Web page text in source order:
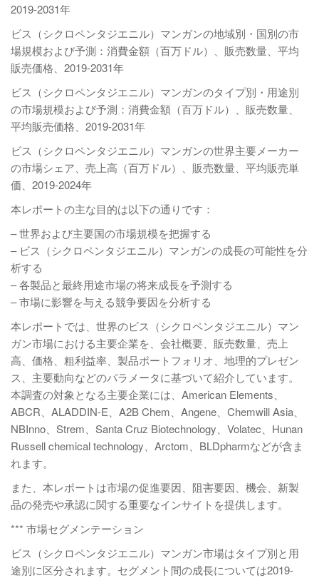
2019-2031年
ビス（シクロペンタジエニル）マンガンの地域別・国別の市
場規模および予測：消費金額（百万ドル）、販売数量、平均
販売価格、2019-2031年
ビス（シクロペンタジエニル）マンガンのタイプ別・用途別
の市場規模および予測：消費金額（百万ドル）、販売数量、
平均販売価格、2019-2031年
ビス（シクロペンタジエニル）マンガンの世界主要メーカー
の市場シェア、売上高（百万ドル）、販売数量、平均販売単
価、2019-2024年
本レポートの主な目的は以下の通りです：
– 世界および主要国の市場規模を把握する
– ビス（シクロペンタジエニル）マンガンの成長の可能性を分
析する
– 各製品と最終用途市場の将来成長を予測する
– 市場に影響を与える競争要因を分析する
本レポートでは、世界のビス（シクロペンタジエニル）マン
ガン市場における主要企業を、会社概要、販売数量、売上
高、価格、粗利益率、製品ポートフォリオ、地理的プレゼン
ス、主要動向などのパラメータに基づいて紹介しています。
本調査の対象となる主要企業には、American Elements、
ABCR、ALADDIN-E、A2B Chem、Angene、Chemwill Asia、
NBInno、Strem、Santa Cruz Biotechnology、Volatec、Hunan
Russell chemical technology、Arctom、BLDpharmなどが含ま
れます。
また、本レポートは市場の促進要因、阻害要因、機会、新製
品の発売や承認に関する重要なインサイトを提供します。
*** 市場セグメンテーション
ビス（シクロペンタジエニル）マンガン市場はタイプ別と用
途別に区分されます。セグメント間の成長については2019-